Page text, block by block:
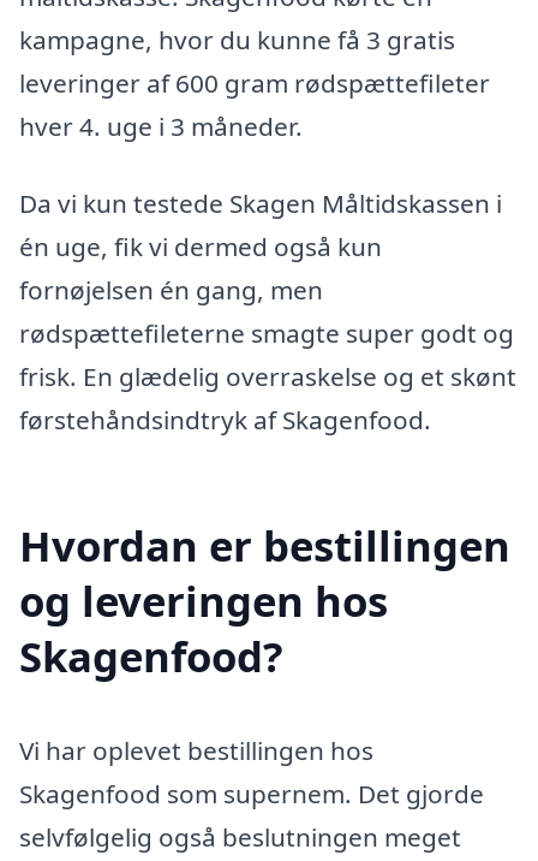
kampagne, hvor du kunne få 3 gratis
leveringer af 600 gram rødspættefileter
hver 4. uge i 3 måneder.
Da vi kun testede Skagen Måltidskassen i
én uge, fik vi dermed også kun
fornøjelsen én gang, men
rødspættefileterne smagte super godt og
frisk. En glædelig overraskelse og et skønt
førstehåndsindtryk af Skagenfood.
Hvordan er bestillingen
og leveringen hos
Skagenfood?
Vi har oplevet bestillingen hos
Skagenfood som supernem. Det gjorde
selvfølgelig også beslutningen meget